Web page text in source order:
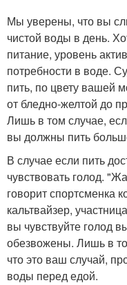
Мы уверены, что вы
чистой воды в день.
питание, уровень
потребности в воде.
пить, по цвету вашей
от бледно-желтой до
Лишь в том случае,
вы должны пить
В случае если пить
чувствовать голод.
говорит спортсменка
кальтвайзер,
вы чувствуйте голод
обезвожены. Лишь в
что это ваш случай,
воды перед едой.